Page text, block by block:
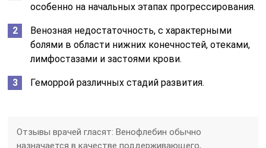
особенно на начальных этапах прогрессирования.
Венозная недостаточность, с характерными
болями в области нижних конечностей, отеками,
лимфостазами и застоями крови.
Геморрой различных стадий развития.
Отзывы врачей гласят: Венофлебин обычно
назначается в качестве поддерживающего,